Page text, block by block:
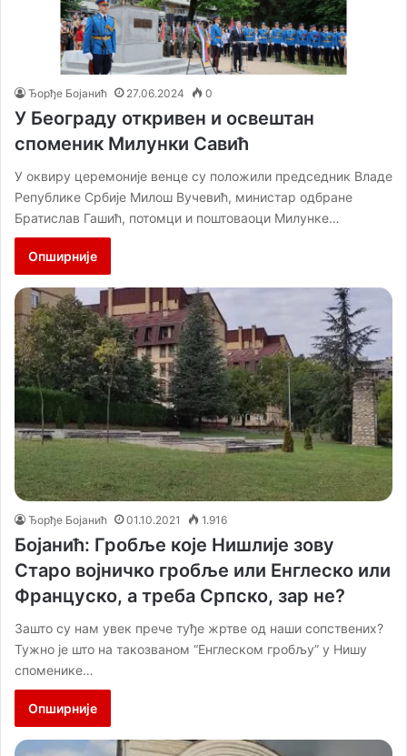
Ђорђе Бојанић 27.06.2024 0
У Београду откривен и освештан
споменик Милунки Савић
У оквиру церемоније венце су положили председник Владе
Републике Србије Милош Вучевић, министар одбране
Братислав Гашић, потомци и поштоваоци Милунке…
Опширније
Ђорђе Бојанић 01.10.2021 1.916
Бојанић: Гробље које Нишлије зову
Старо војничко гробље или Енглеско или
Француско, а треба Српско, зар не?
Зашто су нам увек прече туђе жртве од наши сопствених?
Тужно је што на такозваном “Енглеском гробљу” у Нишу
споменике…
Опширније